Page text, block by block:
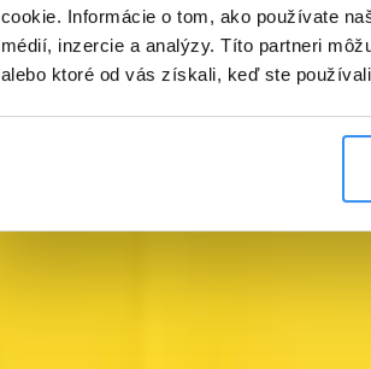
cookie. Informácie o tom, ako používate
médií, inzercie a analýzy. Títo partneri
alebo ktoré od vás získali, keď ste